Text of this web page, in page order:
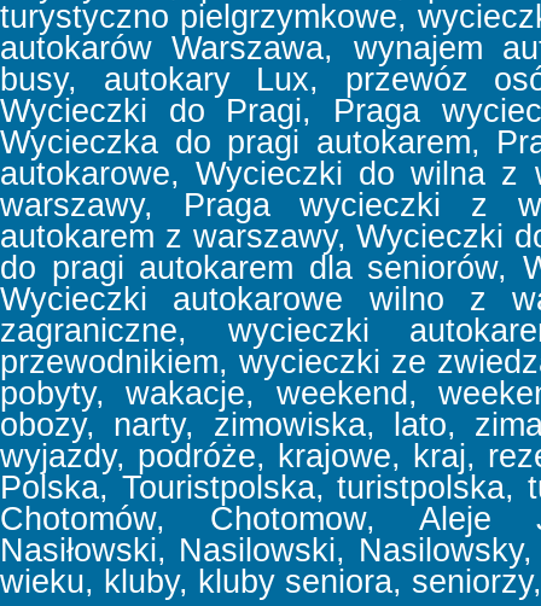
turystyczno pielgrzymkowe,
autokarów Warszawa, wynajem
busy, autokary Lux, przewóz
Wycieczki do Pragi, Praga
Wycieczka do pragi autokarem,
autokarowe, Wycieczki do wilna z
warszawy, Praga wycieczki z
autokarem z warszawy, Wycieczki
do pragi autokarem dla seniorów,
Wycieczki autokarowe wilno z
zagraniczne, wycieczki
przewodnikiem, wycieczki ze
pobyty, wakacje, weekend,
obozy, narty, zimowiska, lato,
wyjazdy, podróże, krajowe, kraj,
Polska, Touristpolska,
Chotomów, Chotomow, Aleje
Nasiłowski, Nasilowski,
wieku, kluby, kluby seniora,